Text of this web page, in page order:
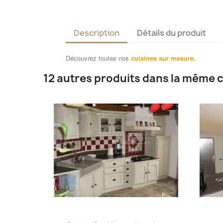
Description Détails du produit
Découvrez toutes nos cuisines sur mesure.
12 autres produits dans la même